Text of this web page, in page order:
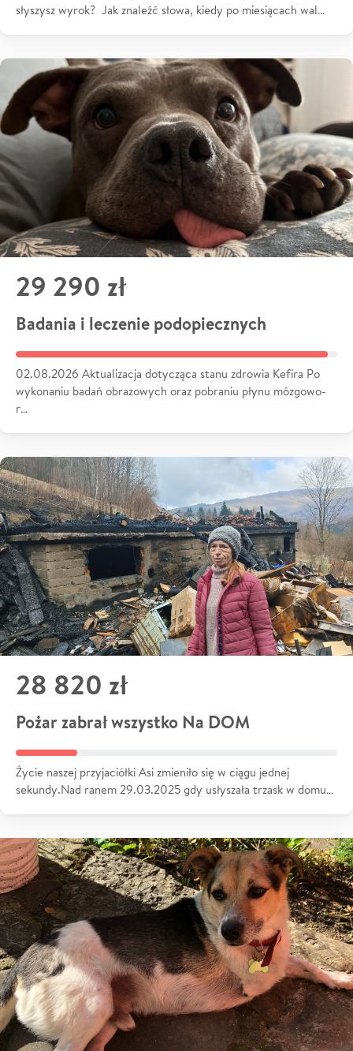
słyszysz wyrok? Jak znaleźć słowa, kiedy po miesiącach wal…
29 290 zł
Badania i leczenie podopiecznych
02.08.2026 Aktualizacja dotycząca stanu zdrowia Kefira Po
wykonaniu badań obrazowych oraz pobraniu płynu mózgowo-
r…
28 820 zł
Pożar zabrał wszystko Na DOM
Życie naszej przyjaciółki Asi zmieniło się w ciągu jednej
sekundy.Nad ranem 29.03.2025 gdy usłyszała trzask w domu…